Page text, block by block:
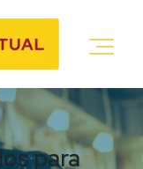
para